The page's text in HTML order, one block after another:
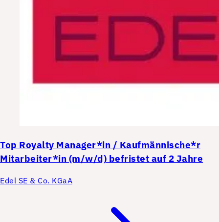
Top Royalty Manager*in / Kaufmännische*r
Mitarbeiter*in (m/w/d) befristet auf 2 Jahre
Edel SE & Co. KGaA